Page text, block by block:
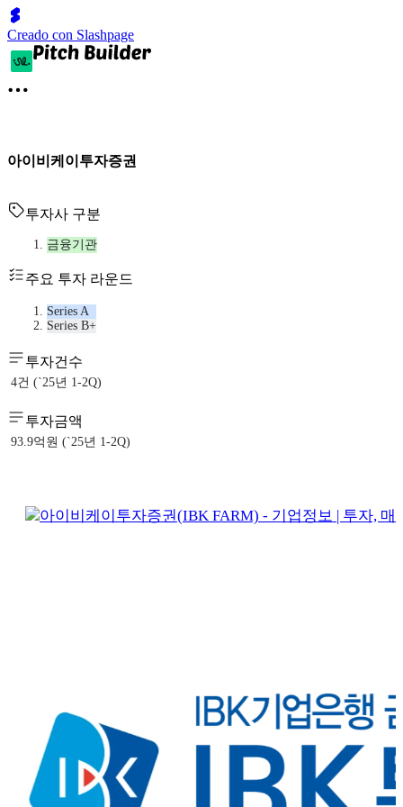
Creado con Slashpage
아이비케이투자증권
투자사 구분
금융기관
주요 투자 라운드
Series A
Series B+
투자건수
4건 (`25년 1-2Q)
투자금액
93.9억원 (`25년 1-2Q)
아이비케이투자증권(IBK FARM) - 기업정보 | 투자, 매